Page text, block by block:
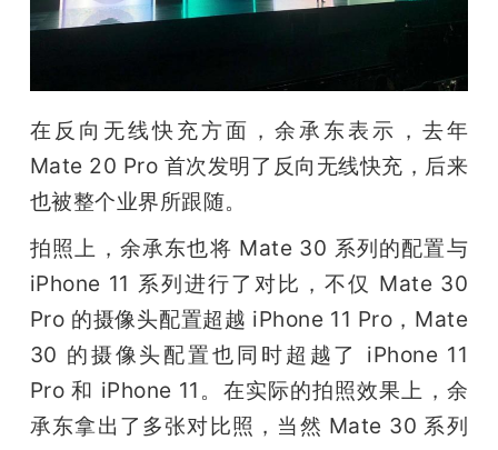
在反向无线快充方面，余承东表示，去年
Mate 20 Pro 首次发明了反向无线快充，后来
也被整个业界所跟随。
拍照上，余承东也将 Mate 30 系列的配置与
iPhone 11 系列进行了对比，不仅 Mate 30
Pro 的摄像头配置超越 iPhone 11 Pro，Mate
30 的摄像头配置也同时超越了 iPhone 11
Pro 和 iPhone 11。在实际的拍照效果上，余
承东拿出了多张对比照，当然 Mate 30 系列